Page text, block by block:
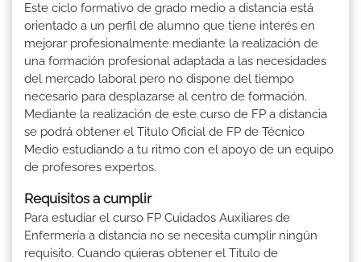
Este ciclo formativo de grado medio a distancia está
orientado a un perfil de alumno que tiene interés en
mejorar profesionalmente mediante la realización de
una formación profesional adaptada a las necesidades
del mercado laboral pero no dispone del tiempo
necesario para desplazarse al centro de formación.
Mediante la realización de este curso de FP a distancia
se podrá obtener el Titulo Oficial de FP de Técnico
Medio estudiando a tu ritmo con el apoyo de un equipo
de profesores expertos.
Requisitos a cumplir
Para estudiar el curso FP Cuidados Auxiliares de
Enfermería a distancia no se necesita cumplir ningún
requisito. Cuando quieras obtener el Titulo de